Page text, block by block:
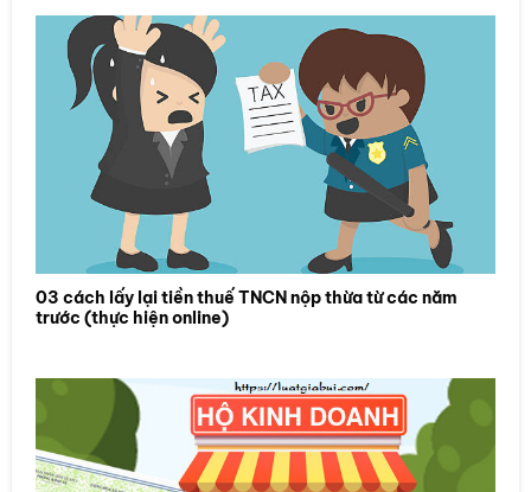
03 cách lấy lại tiền thuế TNCN nộp thừa từ các năm
trước (thực hiện online)